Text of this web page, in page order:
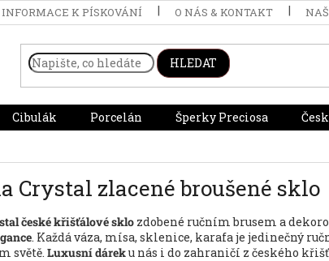
INFORMACE K PÍSKOVÁNÍ O NÁS & KONTAKT
HLEDAT
Cibulák Porcelán Šperky Preciosa
Crystal zlacené broušené sklo
české křišťálové sklozdobené ručním brusem a
. Každá váza, mísa, sklenice, karafa je jedinečný
světě.Luxusní dáreku nás i do zahraničí z českého